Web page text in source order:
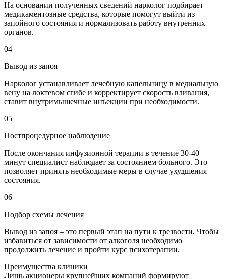
На основании полученных сведений нарколог подбирает
медикаментозные средства, которые помогут выйти из
запойного состояния и нормализовать работу внутренних
органов.
04
Вывод из запоя
Нарколог устанавливает лечебную капельницу в медиальную
вену на локтевом сгибе и корректирует скорость вливания,
ставит внутримышечные инъекции при необходимости.
05
Постпроцедурное наблюдение
После окончания инфузионной терапии в течение 30-40
минут специалист наблюдает за состоянием больного. Это
позволяет принять необходимые меры в случае ухудшения
состояния.
06
Подбор схемы лечения
Вывод из запоя – это первый этап на пути к трезвости. Чтобы
избавиться от зависимости от алкоголя необходимо
продолжить лечение и пройти курс психотерапии.
Преимущества клиники
Лишь акционеры крупнейших компаний формируют